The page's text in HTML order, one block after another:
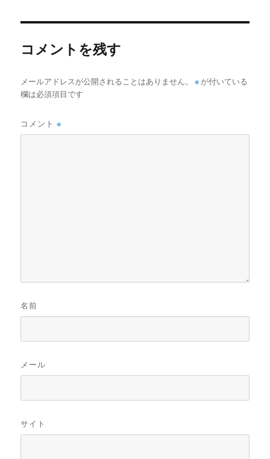
コメントを残す
メールアドレスが公開されることはありません。 ※が付いている
欄は必須項目です
コメント※
名前
メール
サイト